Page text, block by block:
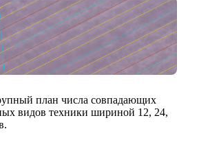
план числа совпадающих
видов техники шириной 12, 24,